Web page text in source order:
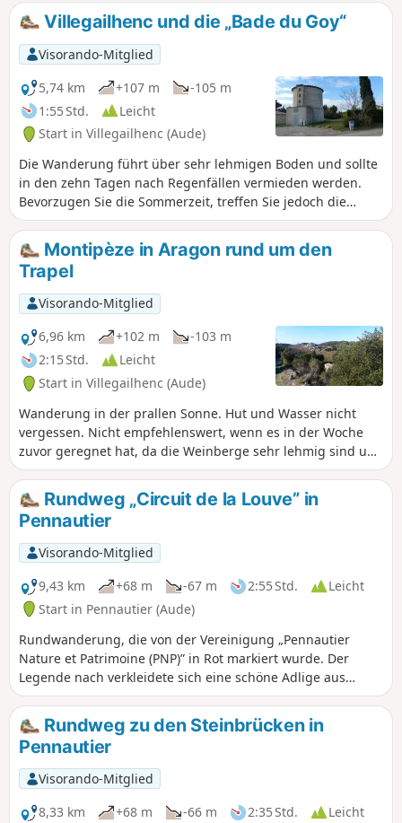
Noire und die Pyrenäen.
Villegailhenc und die „Bade du Goy“
Visorando-Mitglied
5,74 km
+107 m
-105 m
1:55 Std.
Leicht
Start in Villegailhenc (Aude)
Die Wanderung führt über sehr lehmigen Boden und sollte
in den zehn Tagen nach Regenfällen vermieden werden.
Bevorzugen Sie die Sommerzeit, treffen Sie jedoch die
üblichen Vorsichtsmaßnahmen (direkte
Sonneneinstrahlung).
Montipèze in Aragon rund um den
Trapel
Visorando-Mitglied
6,96 km
+102 m
-103 m
2:15 Std.
Leicht
Start in Villegailhenc (Aude)
Wanderung in der prallen Sonne. Hut und Wasser nicht
vergessen. Nicht empfehlenswert, wenn es in der Woche
zuvor geregnet hat, da die Weinberge sehr lehmig sind und
lange Zeit klebrig bleiben. Sehr schöne Aussicht auf das
Dorf Aragon.
Rundweg „Circuit de la Louve” in
Pennautier
Visorando-Mitglied
9,43 km
+68 m -67 m 2:55 Std.
Leicht
Start in Pennautier (Aude)
Rundwanderung, die von der Vereinigung „Pennautier
Nature et Patrimoine (PNP)” in Rot markiert wurde. Der
Legende nach verkleidete sich eine schöne Adlige aus
Pennautier nachts als Wölfin, um über diese Wege zu ihren
Liebhabern zu gelangen. Schöne Wanderung entlang des
Fresquel, die durch Felder und Weinberge in der
Landschaft westlich von Carcassonne führt.
Rundweg zu den Steinbrücken in
Pennautier
Visorando-Mitglied
8,33 km
+68 m -66 m 2:35 Std.
Leicht